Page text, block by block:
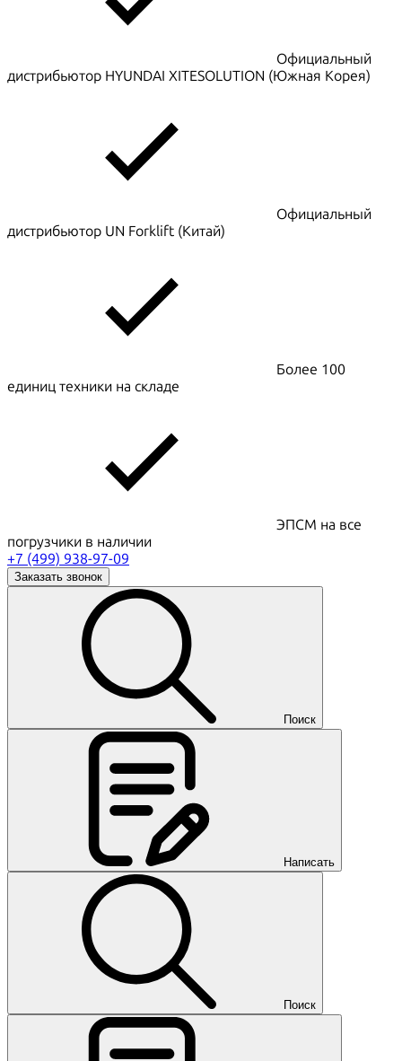
Официальный
дистрибьютор HYUNDAI XITESOLUTION (Южная Корея)
Официальный
дистрибьютор UN Forklift (Китай)
Более 100
единиц техники на складе
ЭПСМ на все
погрузчики в наличии
+7 (499) 938-97-09
Заказать звонок
Поиск
Написать
Поиск